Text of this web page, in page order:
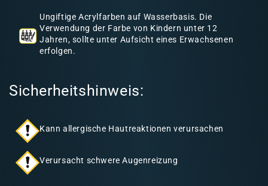
Ungiftige Acrylfarben auf Wasserbasis. Die
Verwendung der Farbe von Kindern unter 12
Jahren, sollte unter Aufsicht eines Erwachsenen
erfolgen.
Sicherheitshinweis:
Kann allergische Hautreaktionen verursachen
Verursacht schwere Augenreizung